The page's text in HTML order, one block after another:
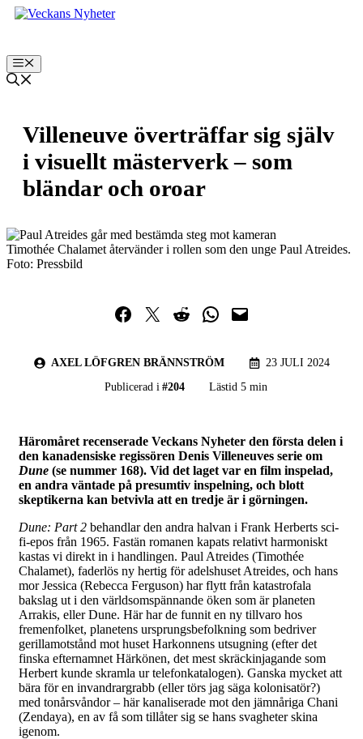
Hoppa
Meny
Villeneuve överträffar sig själv
i visuellt mästerverk – som
bländar och oroar
Timothée Chalamet återvänder i rollen som den unge Paul Atreides.
Foto: Pressbild
Dela på Facebook
Dela på TwitterDela på RedditDela i WhatsApp
Maila en länk
AXEL LÖFGREN BRÄNNSTRÖM
23 JULI 2024
Publicerad i #204 Lästid 5 min
Häromåret recenserade Veckans Nyheter den första delen i
den kanadensiske regissören Denis Villeneuves serie om
Dune (se nummer 168). Vid det laget var en film inspelad,
en andra väntade på presumtiv inspelning, och blott
skeptikerna kan betvivla att en tredje är i görningen.
Dune: Part 2 behandlar den andra halvan i Frank Herberts sci-
fi-epos från 1965. Fastän romanen kapats relativt harmoniskt
kastas vi direkt in i handlingen. Paul Atreides (Timothée
Chalamet), faderlös ny hertig för adelshuset Atreides, och hans
mor Jessica (Rebecca Ferguson) har flytt från katastrofala
bakslag ut i den världsomspännande öken som är planeten
Arrakis, eller Dune. Här har de funnit en ny tillvaro hos
fremenfolket, planetens ursprungsbefolkning som bedriver
gerillamotstånd mot huset Harkonnens utsugning (efter det
finska efternamnet Härkönen, det mest skräckinjagande som
Herbert kunde skramla ur telefonkatalogen). Ganska mycket att
bära för en invandrargrabb (eller törs jag säga kolonisatör?)
med tonårsvåndor – här kanaliserade mot den jämnåriga Chani
(Zendaya), en av få som tillåter sig se hans svagheter skina
igenom.